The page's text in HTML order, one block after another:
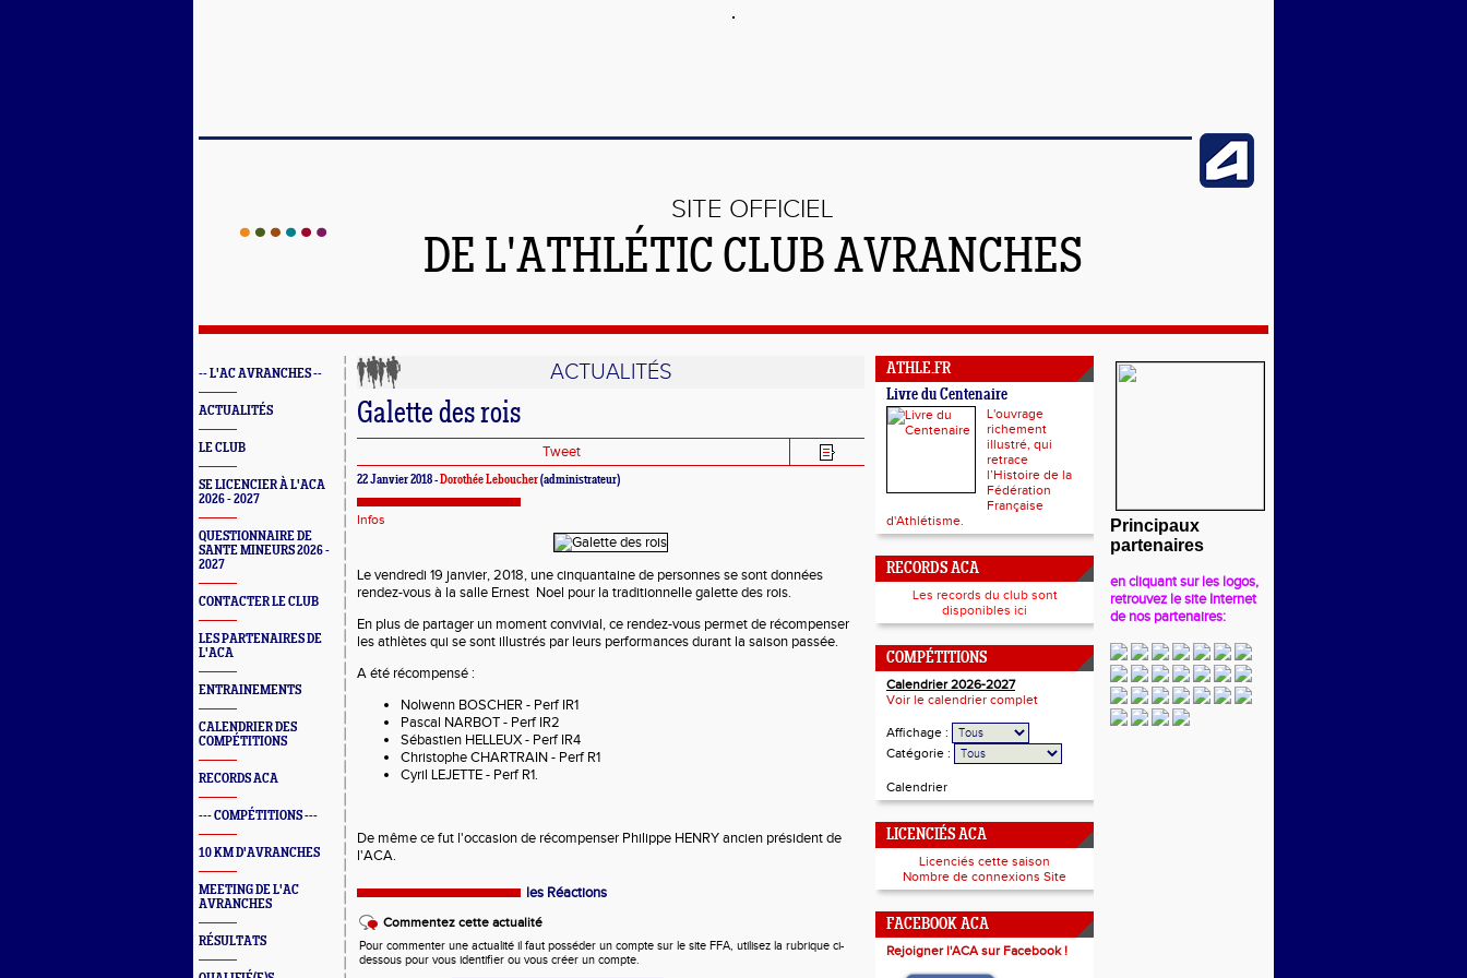
SITE OFFICIEL
DE L'ATHLÉTIC CLUB AVRANCHES
-- L'AC AVRANCHES --
ACTUALITÉS
LE CLUB
SE LICENCIER À L'ACA
2026 - 2027
QUESTIONNAIRE DE
SANTE MINEURS 2026 -
2027
CONTACTER LE CLUB
LES PARTENAIRES DE
L'ACA
ENTRAINEMENTS
CALENDRIER DES
COMPÉTITIONS
RECORDS ACA
--- COMPÉTITIONS ---
10 KM D'AVRANCHES
MEETING DE L'AC
AVRANCHES
RÉSULTATS
ACTUALITÉS
Galette des rois
Tweet
22 Janvier 2018 -Dorothée Leboucher(administrateur)
Infos
Le vendredi 19 janvier, 2018, une cinquantaine de personnes se sont données
rendez-vous à la salle Ernest Noel pour la traditionnelle galette des rois.
En plus de partager un moment convivial, ce rendez-vous permet de récompenser
les athlètes qui se sont illustrés par leurs performances durant la saison passée.
A été récompensé :
Nolwenn BOSCHER - Perf IR1
Pascal NARBOT - Perf IR2
Sébastien HELLEUX - Perf IR4
Christophe CHARTRAIN - Perf R1
Cyril LEJETTE - Perf R1.
De même ce fut l'occasion de récompenser Philippe HENRY ancien président de
l'ACA.
les Réactions
Commentez cette actualité
Pour commenter une actualité il faut posséder un compte sur le site FFA, utilisez la rubrique ci-
dessous pour vous identifier ou vous créer un compte.
ATHLE.FR
Livre du Centenaire
L'ouvrage
richement
illustré, qui
retrace
l’Histoire de la
Fédération
Française
d'Athlétisme.
RECORDS ACA
Les records du club sont
disponibles ici
COMPÉTITIONS
Calendrier 2026-2027
Voir le calendrier complet
Affichage :
Catégorie :
Calendrier
LICENCIÉS ACA
Licenciés cette saison
Nombre de connexions Site
FACEBOOK ACA
Rejoigner l'ACA sur Facebook !
Principaux
partenaires
en cliquant sur les logos,
retrouvez le site Internet
de nos partenaires: